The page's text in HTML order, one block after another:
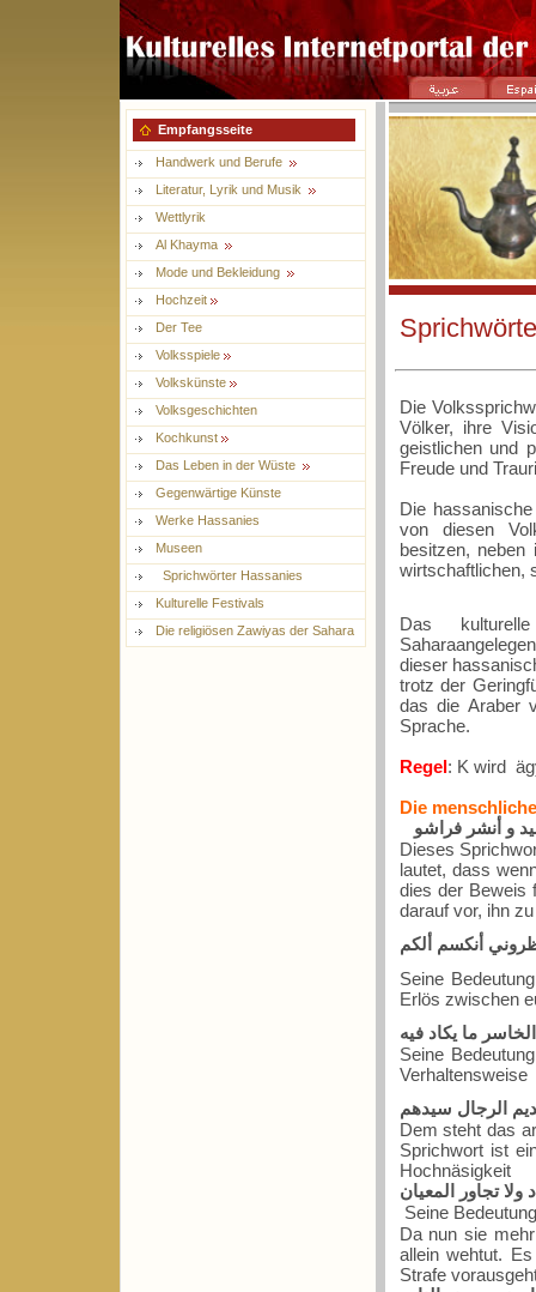
Empfangsseite
Handwerk und Berufe
Literatur, Lyrik und Musik
Wettlyrik
Al Khayma
Mode und Bekleidung
Hochzeit
Der Tee
Volksspiele
Volkskünste
Volksgeschichten
Kochkunst
Das Leben in der Wüste
Gegenwärtige Künste
Werke Hassanies
Museen
Sprichwörter Hassanies
Kulturelle Festivals
Die religiösen Zawiyas der Sahara
Die
Völker, ihre
geistlichen und
Freude und
Die
von diesen
besitzen,
wirtschaftlichen,
Das
dieser
trotz der
das die Araber
Sprache.
Regel: K wird
Die
و أنشر فراشو
Dieses
lautet, dass
dies der Beweis
darauf vor, ihn
أنكسم ألكم
Seine
Erlös zwischen
الخاسر ما يكاد فيه
Seine
Verhaltensweise
الرجال سيدهم
Dem steht das
Sprichwort ist
Hochnäsigkeit
تجاور المعيان
Da nun sie
allein wehtut.
Strafe